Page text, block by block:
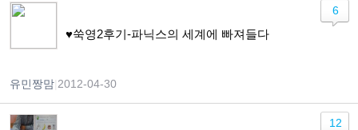
♥쑥영2후기-파닉스의 세계에 빠져들다
유민짱맘 2012-04-30
6
12